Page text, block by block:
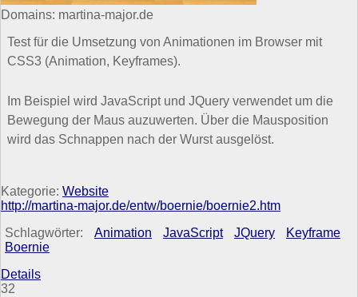
Domains: martina-major.de
Test für die Umsetzung von Animationen im Browser mit
CSS3 (Animation, Keyframes).
Im Beispiel wird JavaScript und JQuery verwendet um die
Bewegung der Maus auzuwerten. Über die Mausposition
wird das Schnappen nach der Wurst ausgelöst.
Kategorie: Website
http://martina-major.de/entw/boernie/boernie2.htm
Schlagwörter:
Animation JavaScript JQuery
Keyframe
Boernie
Details
32